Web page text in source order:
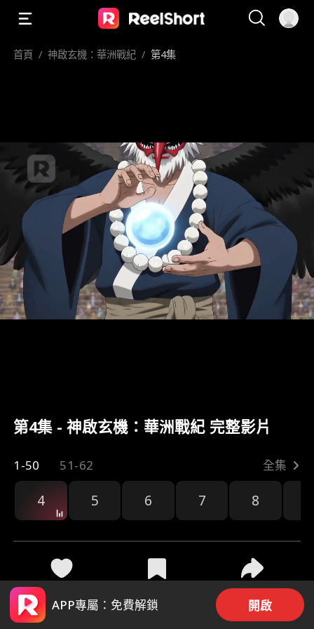
首頁 / 神啟玄機：華洲戰紀 / 第4集
第4集 - 神啟玄機：華洲戰紀 完整影片
1-50 51-62 全集
4 5 6 7 8
407 分享
APP專屬：免費解鎖 開啟